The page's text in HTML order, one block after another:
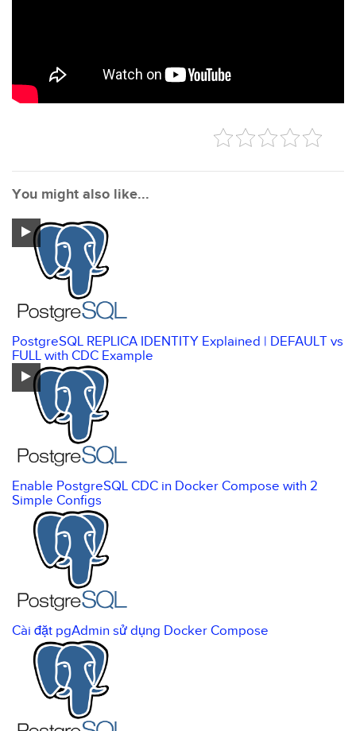
You might also like...
PostgreSQL REPLICA IDENTITY Explained | DEFAULT vs
FULL with CDC Example
Enable PostgreSQL CDC in Docker Compose with 2
Simple Configs
Cài đặt pgAdmin sử dụng Docker Compose